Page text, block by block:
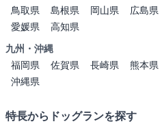
鳥取県
島根県 岡山県 広島県
愛媛県
高知県
九州・沖縄
福岡県
佐賀県 長崎県 熊本県
沖縄県
特長からドッグランを探す